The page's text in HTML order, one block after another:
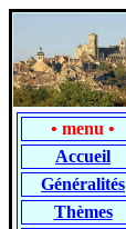
• menu •
Accueil
Généralités
Thèmes